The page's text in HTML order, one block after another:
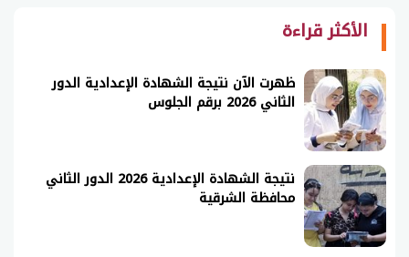
الأكثر قراءة
ظهرت الآن نتيجة الشهادة الإعدادية الدور
الثاني 2026 برقم الجلوس
نتيجة الشهادة الإعدادية 2026 الدور الثاني
محافظة الشرقية